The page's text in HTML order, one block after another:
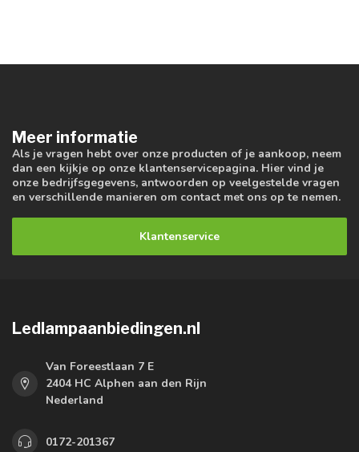
Meer informatie
Als je vragen hebt over onze producten of je aankoop, neem
dan een kijkje op onze klantenservicepagina. Hier vind je
onze bedrijfsgegevens, antwoorden op veelgestelde vragen
en verschillende manieren om contact met ons op te nemen.
Klantenservice
Ledlampaanbiedingen.nl
Van Foreestlaan 7 E
2404 HC Alphen aan den Rijn
Nederland
0172-201367